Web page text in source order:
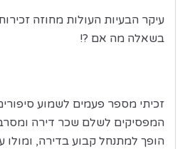
עיקר הבעיות העולות מחוזה
בשאלה מה אם ?!
זכיתי מספר פעמים לשמוע
המפסיקים לשלם שכר דירה
הופך למתנחל קבוע בדירה, ומולו